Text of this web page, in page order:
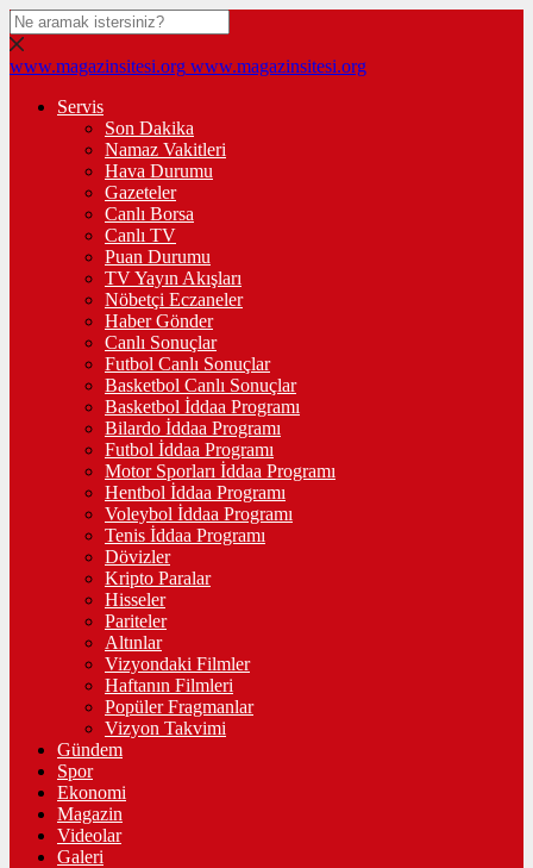
www.magazinsitesi.org www.magazinsitesi.org
Servis
Son Dakika
Namaz Vakitleri
Hava Durumu
Gazeteler
Canlı Borsa
Canlı TV
Puan Durumu
TV Yayın Akışları
Nöbetçi Eczaneler
Haber Gönder
Canlı Sonuçlar
Futbol Canlı Sonuçlar
Basketbol Canlı Sonuçlar
Basketbol İddaa Programı
Bilardo İddaa Programı
Futbol İddaa Programı
Motor Sporları İddaa Programı
Hentbol İddaa Programı
Voleybol İddaa Programı
Tenis İddaa Programı
Dövizler
Kripto Paralar
Hisseler
Pariteler
Altınlar
Vizyondaki Filmler
Haftanın Filmleri
Popüler Fragmanlar
Vizyon Takvimi
Gündem
Spor
Ekonomi
Magazin
Videolar
Galeri